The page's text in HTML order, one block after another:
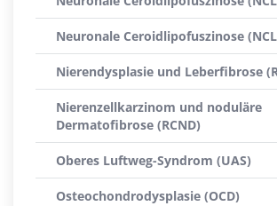
Neuronale Ceroidlipofuszinose
Nierendysplasie und Leberfibrose
Nierenzellkarzinom und noduläre
Dermatofibrose (RCND)
Oberes Luftweg-Syndrom (UAS)
Osteochondrodysplasie (OCD)